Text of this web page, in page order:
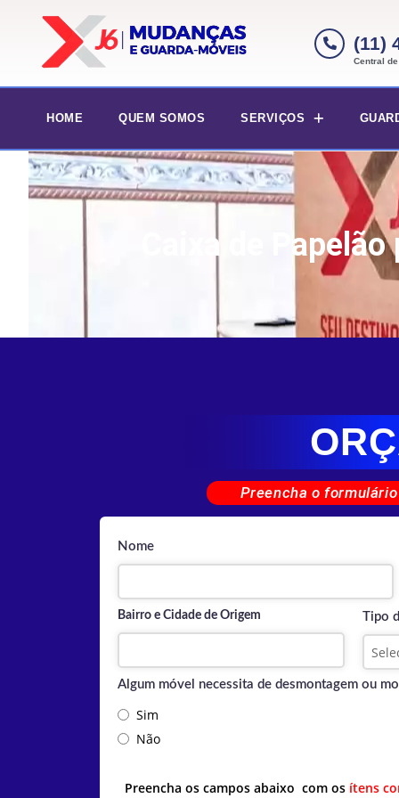
(11)
Central
HOME QUEM SOMOS SERVIÇOS
Caixa de
Preencha o
Nome
Bairro e Cidade de Origem Tipo
Algum móvel necessita de desmontagem ou
Sim
Não
Preencha os campos abaixo com os ítens